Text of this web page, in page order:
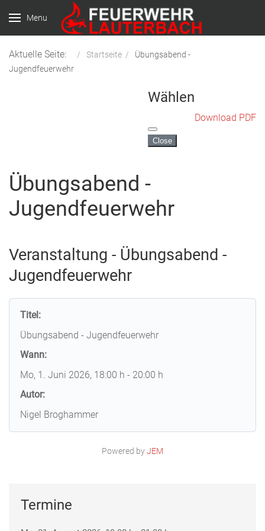
Menu
Aktuelle Seite: Startseite
Übungsabend -
Jugendfeuerwehr
Wählen
Close
Download PDF
Übungsabend -
Jugendfeuerwehr
Veranstaltung - Übungsabend -
Jugendfeuerwehr
Titel:
Übungsabend - Jugendfeuerwehr
Wann:
Mo, 1. Juni 2026, 18:00 h - 20:00 h
Autor:
Nigel Broghammer
Powered byJEM
Termine